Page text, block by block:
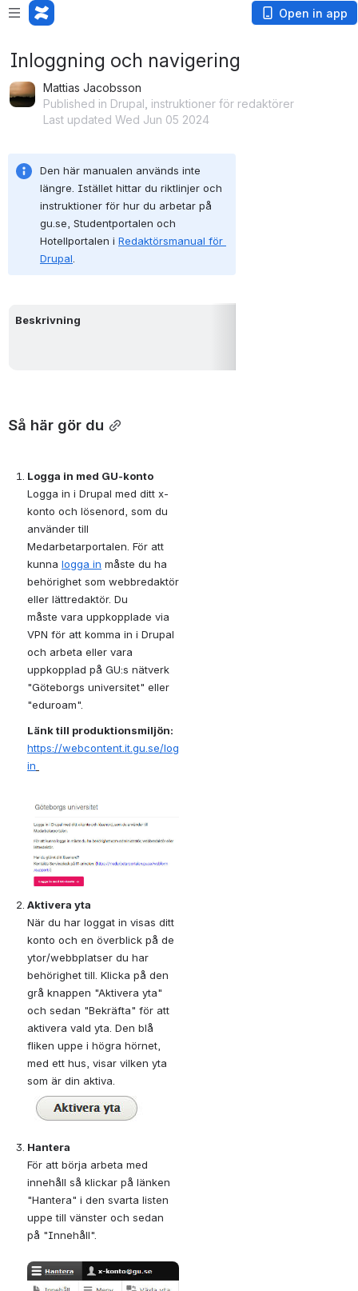
Open in app
Inloggning och navigering
Mattias Jacobsson
Published in Drupal, instruktioner för redaktörer
Last updated Wed Jun 05 2024
Den här manualen används inte
längre. Istället hittar du riktlinjer och
instruktioner för hur du arbetar på
gu.se, Studentportalen och
Hotellportalen i Redaktörsmanual för
Drupal
Beskrivning
Så här gör du
Logga in med GU-konto
Logga in i Drupal med ditt x-
konto och lösenord, som du
använder till
Medarbetarportalen. För att
kunna logga in måste du ha
behörighet som webbredaktör
eller lättredaktör. Du
måste vara uppkopplade via
VPN för att komma in i Drupal
och arbeta eller vara
uppkopplad på GU:s nätverk
"Göteborgs universitet" eller
"eduroam".
Länk till produktionsmiljön:
https://webcontent.it.gu.se/log
in
Open
Aktivera yta
När du har loggat in visas ditt
konto och en överblick på de
ytor/webbplatser du har
behörighet till. Klicka på den
grå knappen "Aktivera yta"
och sedan "Bekräfta" för att
aktivera vald yta. Den blå
fliken uppe i högra hörnet,
med ett hus, visar vilken yta
som är din aktiva.
Hantera
För att börja arbeta med
innehåll så klickar på länken
"Hantera" i den svarta listen
uppe till vänster och sedan
på "Innehåll".
Open